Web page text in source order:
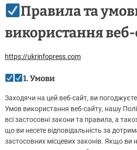
Правила та
використання
https://ukrinfopress.com
1. Умови
Заходячи на цей веб-сайт, ви
Умов використання веб-сайту, нашу
всі застосовні закони та правила, а
що ви несете відповідальність за
застосовних місцевих законів. Якщо ви